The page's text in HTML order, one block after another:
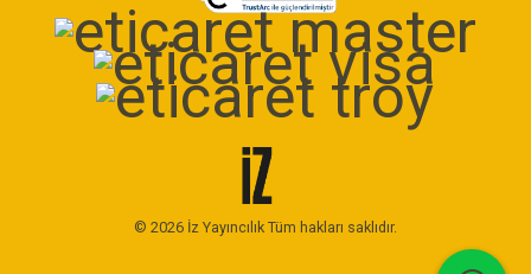
© 2026 İz Yayıncılık Tüm hakları saklıdır.